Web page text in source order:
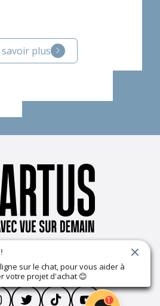
savoir plus
notre actualité
1
sur le chat, pour vous aider à
votre projet d'achat 😊